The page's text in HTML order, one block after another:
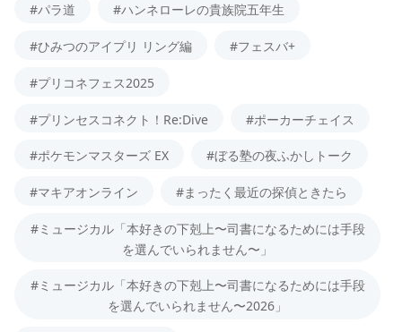
#パラ道 #ハンネローレの貴族院五年生
#ひみつのアイプリ リング編 #フェスバ+
#プリコネフェス2025
#プリンセスコネクト！Re:Dive #ポーカーチェイス
#ポケモンマスターズ EX #ぼる塾の夜ふかしトーク
#マキアオンライン #まったく最近の探偵ときたら
#ミュージカル「本好きの下剋上〜司書になるためには手段
を選んでいられません〜」
#ミュージカル「本好きの下剋上〜司書になるためには手段
を選んでいられません〜2026」